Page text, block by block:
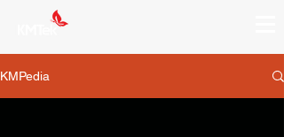
KMPedia